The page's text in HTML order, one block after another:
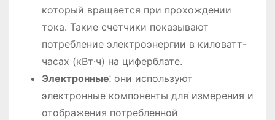
который вращается при прохождении
тока. Такие счетчики показывают
потребление электроэнергии в киловатт-
часах (кВт·ч) на циферблате.
Электронные⁚ они используют
электронные компоненты для измерения и
отображения потребленной